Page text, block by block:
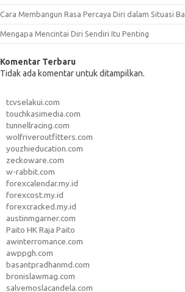
Cara Membangun Rasa Percaya Diri dalam Situasi
Mengapa Mencintai Diri Sendiri Itu Penting
Komentar Terbaru
Tidak ada komentar untuk ditampilkan.
tcvselakui.com
touchkasimedia.com
tunnellracing.com
wolfriveroutfitters.com
youzhieducation.com
zeckoware.com
w-rabbit.com
forexcalendar.my.id
forexcost.my.id
forexcracked.my.id
austinmgarner.com
Paito HK Raja Paito
awinterromance.com
awppgh.com
basantpradhanmd.com
bronislawmag.com
salvemoslacandela.com